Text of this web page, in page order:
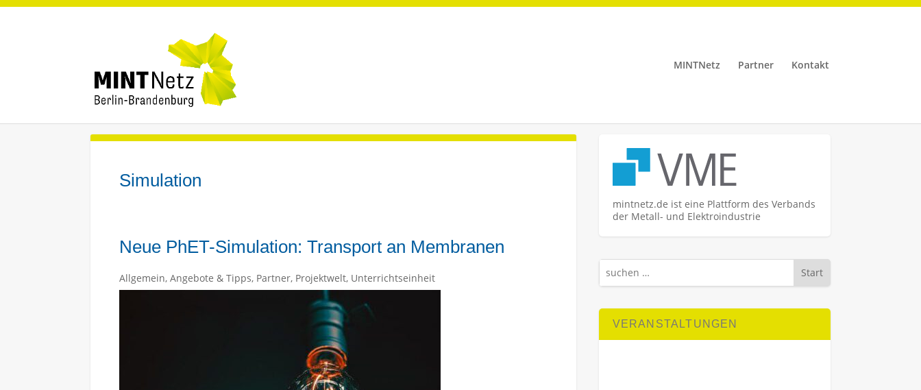
MINTNetz Partner Kontakt
Simulation
Neue PhET-Simulation: Transport an Membranen
Allgemein, Angebote & Tipps, Partner, Projektwelt, Unterrichtseinheit
mintnetz.de ist eine Plattform des Verbands
der Metall- und Elektroindustrie
Start
VERANSTALTUNGEN